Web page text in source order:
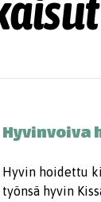
Hyvinvoiva
Hyvin hoidettu
työnsä hyvin